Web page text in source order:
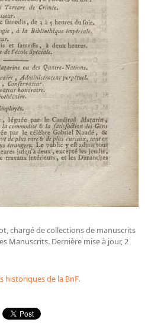
chargé de collections de manuscrits
Manuscrits. Dernière mise à jour, 2
historiques de la BnF.